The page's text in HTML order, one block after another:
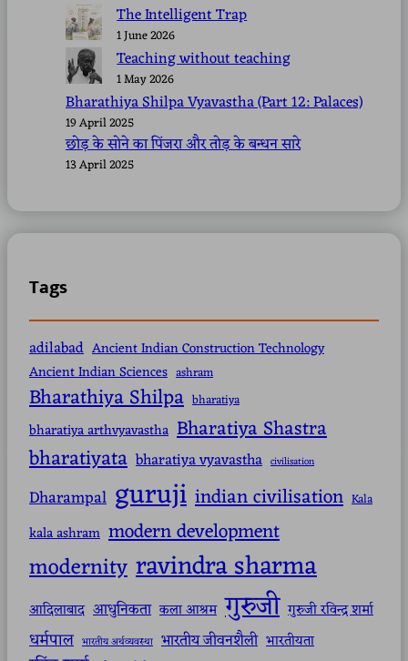
The Intelligent Trap
1 June 2026
Teaching without teaching
1 May 2026
Bharathiya Shilpa Vyavastha (Part 12: Palaces)
19 April 2025
छोड़ के सोने का पिंजरा और तोड़ के बन्धन सारे
13 April 2025
Tags
adilabad Ancient Indian Construction Technology
Ancient Indian Sciences ashram
Bharathiya Shilpa bharatiya
bharatiya arthvyavastha Bharatiya Shastra
bharatiyata bharatiya vyavastha civilisation
Dharampal guruji indian civilisation Kala
kala ashram modern development
modernity ravindra sharma
आदिलाबाद आधुनिकता कला आश्रम गुरुजी गुरुजी रविन्द्र शर्मा
धर्मपाल भारतीय अर्थव्यवस्था भारतीय जीवनशैली भारतीयता